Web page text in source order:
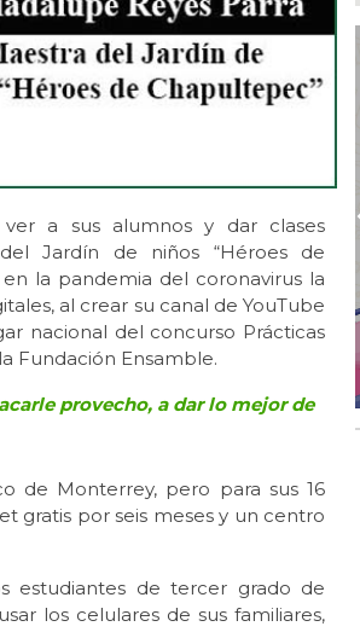
a sus alumnos y dar clases
Jardín de niños “Héroes de
la pandemia del coronavirus la
al crear su canal de YouTube
nacional del concurso Prácticas
Fundación Ensamble.
provecho, a dar lo mejor de
de Monterrey, pero para sus 16
gratis por seis meses y un centro
estudiantes de tercer grado de
los celulares de sus familiares,